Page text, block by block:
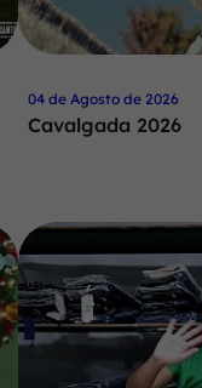
04 de Agosto de 2026
Cavalgada 2026